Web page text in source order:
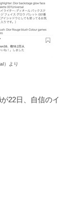
）より
22日、自信のイ